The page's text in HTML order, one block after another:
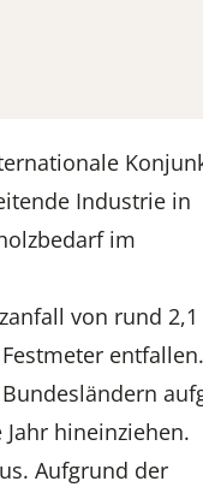
Industrie in
im
von rund
hineinziehen.
Aufgrund der